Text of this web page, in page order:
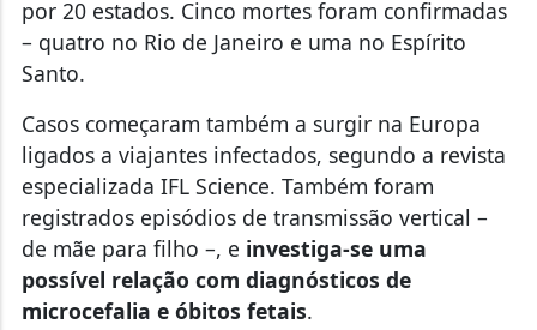
por 20 estados. Cinco mortes foram confirmadas
– quatro no Rio de Janeiro e uma no Espírito
Santo.
Casos começaram também a surgir na Europa
ligados a viajantes infectados, segundo a revista
especializada IFL Science. Também foram
registrados episódios de transmissão vertical –
de mãe para filho –, e investiga‑se uma
possível relação com diagnósticos de
microcefalia e óbitos fetais.